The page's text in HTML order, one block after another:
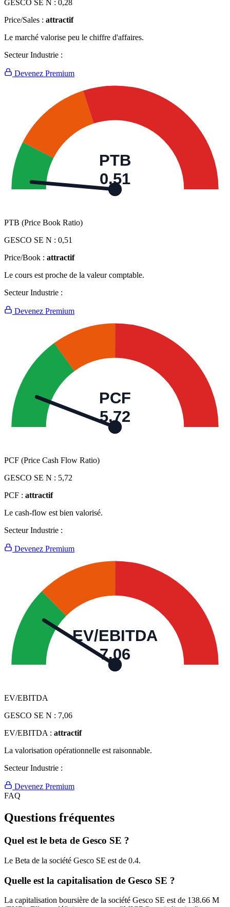
GESCO SE N : 0,28
Price/Sales : attractif
Le marché valorise peu le chiffre d'affaires.
Secteur Industrie :
Devenez Premium
PTB
0,51
PTB (Price Book Ratio)
GESCO SE N : 0,51
Price/Book : attractif
Le cours est proche de la valeur comptable.
Secteur Industrie :
Devenez Premium
PCF
5,72
PCF (Price Cash Flow Ratio)
GESCO SE N : 5,72
PCF : attractif
Le cash-flow est bien valorisé.
Secteur Industrie :
Devenez Premium
EV/EBITDA
7,06
EV/EBITDA
GESCO SE N : 7,06
EV/EBITDA : attractif
La valorisation opérationnelle est raisonnable.
Secteur Industrie :
Devenez Premium
FAQ
Questions fréquentes
Quel est le beta de Gesco SE ?
Le Beta de la société Gesco SE est de 0.4.
Quelle est la capitalisation de Gesco SE ?
La capitalisation boursière de la société Gesco SE est de 138.66 M